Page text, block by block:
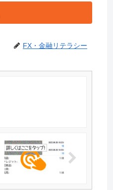
FX・金融リテラシー